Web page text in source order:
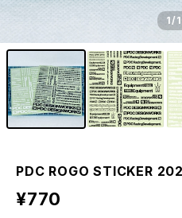
1/
PDC ROGO STICKER
¥770